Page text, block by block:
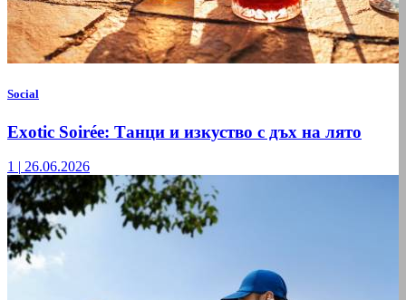
Social
Exotic Soirée: Танци и изкуство с дъх на лято
1 | 26.06.2026